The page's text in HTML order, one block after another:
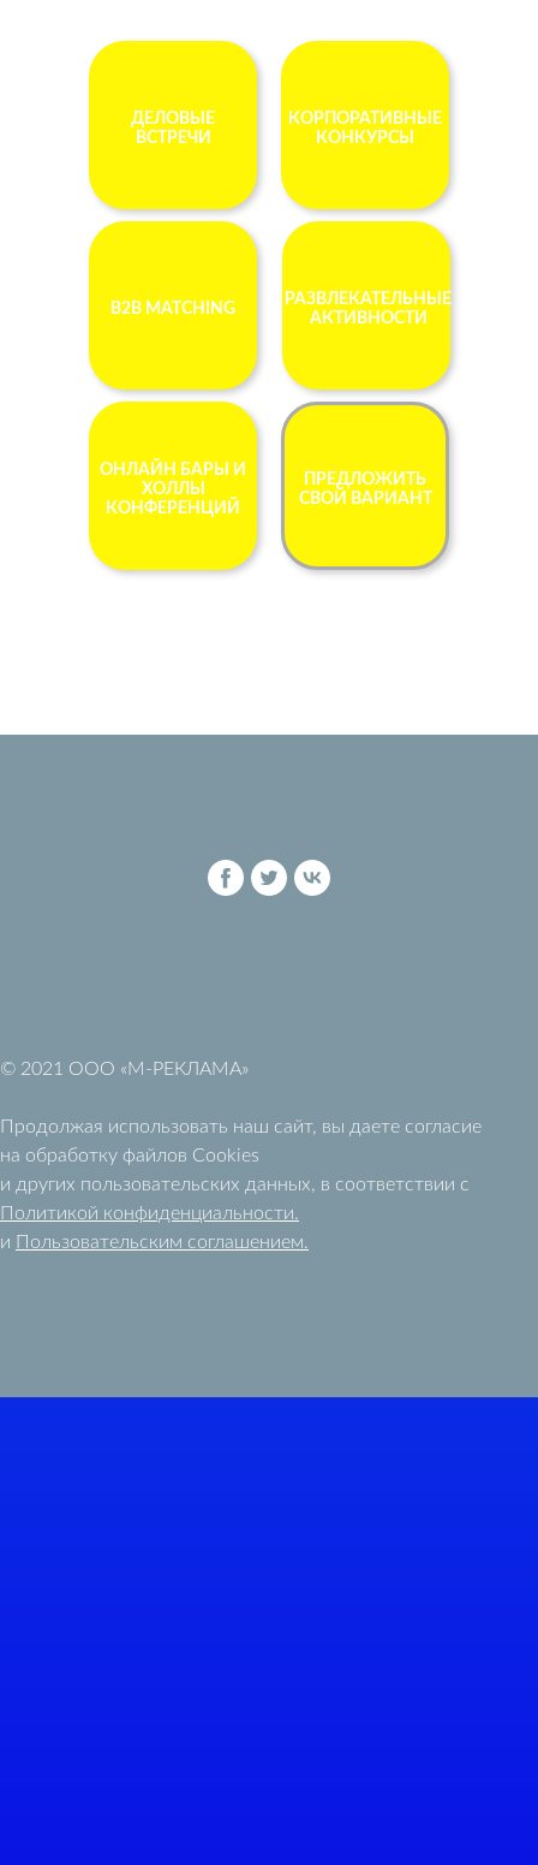
ДЕЛОВЫЕ
ВСТРЕЧИ
РАЗВЛЕКАТЕЛЬНЫЕ
АКТИВНОСТИ
ОНЛАЙН БАРЫ И
ХОЛЛЫ
КОНФЕРЕНЦИЙ
ПРЕДЛОЖИТЬ
СВОЙ ВАРИАНТ
B2B MATCHING
КОРПОРАТИВНЫЕ
КОНКУРСЫ
© 2021 OOO «M-РЕКЛАМА»
Продолжая использовать наш сайт, вы даете согласие
на обработку файлов Cookies
и других пользовательских данных, в соответствии с
Политикой конфиденциальности.
и Пользовательским соглашением.